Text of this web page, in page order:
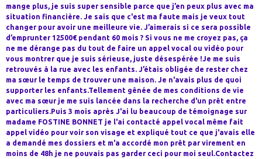
mange plus, je suis super sensible parce que j’en peux plus avec ma
situation financière. Je sais que c'est ma faute mais je veux tout
changer pour avoir une meilleure vie. J’aimerais si ce sera possible
d’emprunter 12500€ pendant 60 mois ? Si vous ne me croyez pas, ça
ne me dérange pas du tout de faire un appel vocal ou vidéo pour
vous montrer que je suis sérieuse, juste désespérée !Je me suis
retrouvés à la rue avec les enfants. J’étais obligée de rester chez
ma sœur le temps de trouver une maison. Je n'avais plus de quoi
supporter les enfants.Tellement gênée de mes conditions de vie
avec ma sœur je me suis lancée dans la recherche d'un prêt entre
particuliers.Puis 3 mois après J'ai lu beaucoup de témoignage sur
madame FOSTINE BONNET je l'ai contacté appel vocal même fait
appel vidéo pour voir son visage et expliqué tout ce que j'avais elle
a demandé mes dossiers et m'a accordé mon prêt par virement en
moins de 48h je ne pouvais pas garder ceci pour moi seul.Contactez